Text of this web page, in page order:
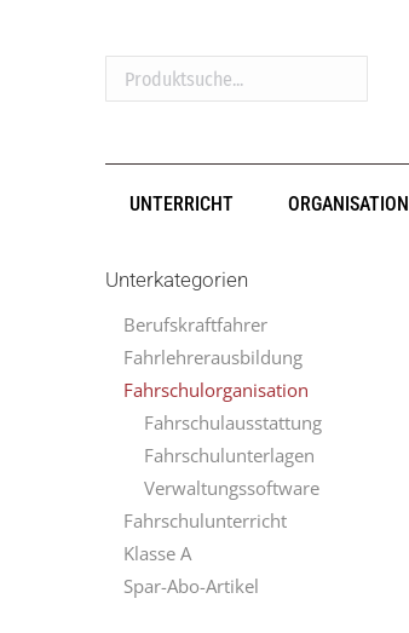
Produktsuche...
UNTERRICHT ORGANISATION
Unterkategorien
Berufskraftfahrer
Fahrlehrerausbildung
Fahrschulorganisation
Fahrschulausstattung
Fahrschulunterlagen
Verwaltungssoftware
Fahrschulunterricht
Klasse A
Spar-Abo-Artikel